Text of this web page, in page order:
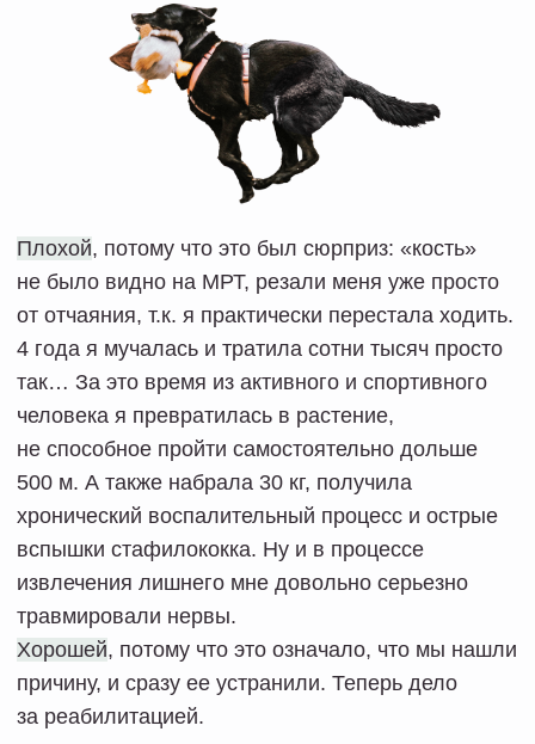
вспышки стафилококка. Ну и в процессе
извлечения лишнего мне довольно серьезно
травмировали нервы.
, потому что это означало, что мы нашли
причину, и сразу ее устранили. Теперь дело